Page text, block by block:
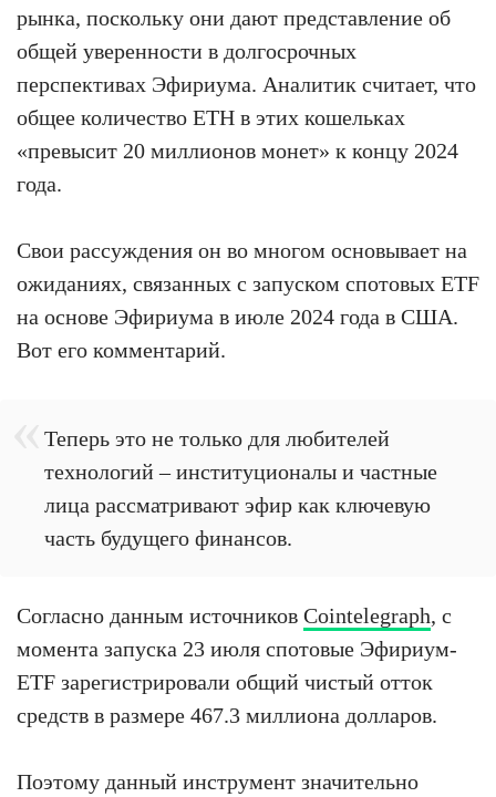
рынка, поскольку они дают представление об
общей уверенности в долгосрочных
перспективах Эфириума. Аналитик считает, что
общее количество ETH в этих кошельках
«превысит 20 миллионов монет» к концу 2024
года.
Свои рассуждения он во многом основывает на
ожиданиях, связанных с запуском спотовых ETF
на основе Эфириума в июле 2024 года в США.
Вот его комментарий.
Теперь это не только для любителей
технологий – институционалы и частные
лица рассматривают эфир как ключевую
часть будущего финансов.
Согласно данным источников Cointelegraph, с
момента запуска 23 июля спотовые Эфириум-
ETF зарегистрировали общий чистый отток
средств в размере 467.3 миллиона долларов.
Поэтому данный инструмент значительно